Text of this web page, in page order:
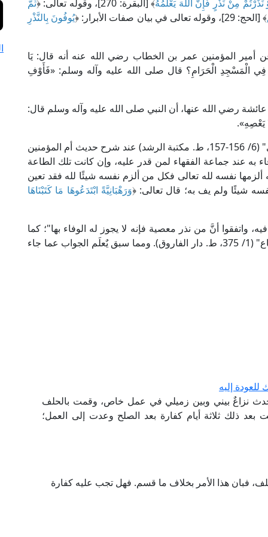
مِنْ نَذْرٍ فَإِنَّ اللَّهَ يَعْلَمُهُ﴾ [البقرة: 270]، وقوله تعالى: ﴿
ثُمَّ
﴾ [الحج: 29]، وقوله تعالى في بيان صفات الأبرار: ﴿ يُوفُونَ بِالنَّذْرِ
المؤمنين عمر بن الخطاب رضي الله عنه أنه قال: يَا
الْمَسْجِدِ الْحَرَامِ؟ قال صلى الله عليه وآله وسلم: «فَأَوْفِ
رضي الله عنها، أن النبي صلى الله عليه وآله وسلم قال:
يَعْصِهِ».
قال الإمام ابن بطال في "شرحه على صحيح البخاري" (6/ 156-157، ط. مكتبة الرشد) عند شرح حديث أم المؤمنين
به عند جماعة الفقهاء لمن قدر عليه، وإن كانت تلك الطاعة
ألزمها نفسه لله تعالى فكل من ألزم نفسه شيئًا لله فقد تعين
شيئًا ولم يف به؛ قال تعالى: ﴿وَرَهْبَانِيَّةً ابْتَدَعُوهَا مَا كَتَبْنَاهَا
واتفقوا أنَّ من نذر معصية فإنه لا يجوز له الوفاء بها"؛ كما
قال الإمام ابن القطَّان في "الإقناع في مسائل الإجماع" (1/ 375، ط. دار الفاروق). ومما سبق يٌعلَم الجواب عما جاء
إليه
نزاعٌ بيني وبين زميلي في عمل خاص، وقمت بالحلف
ذلك ثلاثة أيام كفارة بعد الصلح وعدت إلى العمل؛
هذا الأمر بخلاف ما قسم. فهل تجب عليه كفارة